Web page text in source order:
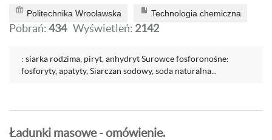
Politechnika Wrocławska Technologia chemiczna
Pobrań:434 Wyświetleń: 2142
: siarka rodzima, piryt, anhydryt Surowce fosforonośne:
fosforyty, apatyty, Siarczan sodowy, soda naturalna...
Ładunki masowe - omówienie.